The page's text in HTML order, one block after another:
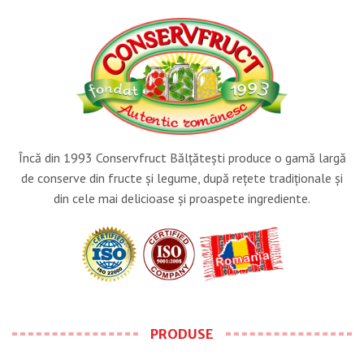
Încă din 1993 Conservfruct Bălţăteşti produce o gamă largă
de conserve din fructe şi legume, după reţete tradiţionale şi
din cele mai delicioase şi proaspete ingrediente.
PRODUSE